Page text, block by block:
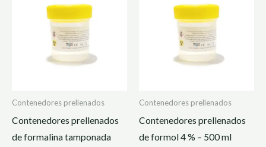
Contenedores prellenados
Contenedores prellenados
de formalina tamponada
Contenedores prellenados
Contenedores prellenados
de formol 4 % – 500 ml